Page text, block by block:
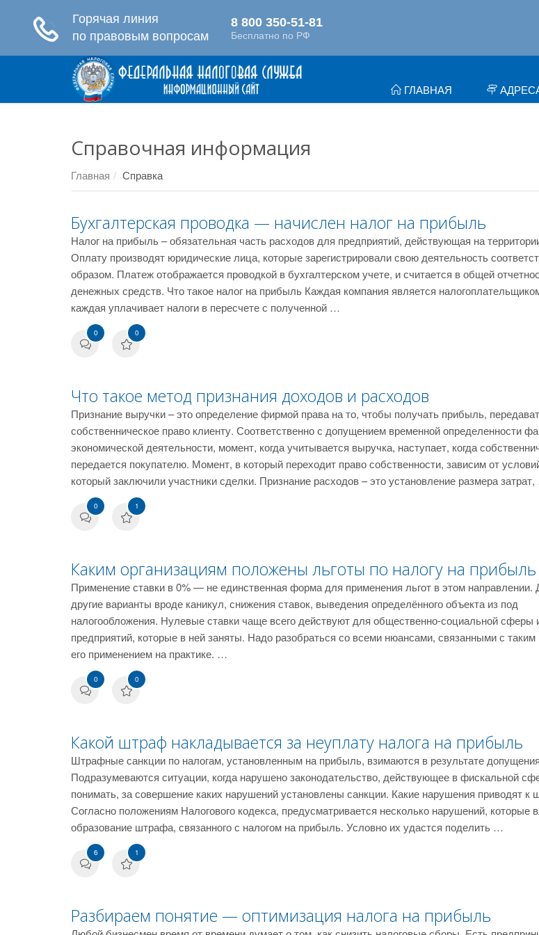
ГЛАВНАЯ
Справочная информация
Главная Справка
Бухгалтерская проводка — начислен налог на прибыль
Налог на прибыль – обязательная часть расходов для предприятий, действующая на
Оплату производят юридические лица, которые зарегистрировали свою деятельность
образом. Платеж отображается проводкой в бухгалтерском учете, и считается в общей
денежных средств. Что такое налог на прибыль Каждая компания является
каждая уплачивает налоги в пересчете с полученной …
0 0
Что такое метод признания доходов и расходов
Признание выручки – это определение фирмой права на то, чтобы получать прибыль,
собственническое право клиенту. Соответственно с допущением временной определенности
экономической деятельности, момент, когда учитывается выручка, наступает, когда
передается покупателю. Момент, в который переходит право собственности, зависим от
который заключили участники сделки. Признание расходов – это установление размера
0 1
Каким организациям положены льготы по налогу на прибыль
Применение ставки в 0% — не единственная форма для применения льгот в этом направлении.
другие варианты вроде каникул, снижения ставок, выведения определённого объекта из под
налогообложения. Нулевые ставки чаще всего действуют для общественно-социальной сферы
предприятий, которые в ней заняты. Надо разобраться со всеми нюансами, связанными с
его применением на практике. …
0 0
Какой штраф накладывается за неуплату налога на прибыль
Штрафные санкции по налогам, установленным на прибыль, взимаются в результате
Подразумеваются ситуации, когда нарушено законодательство, действующее в фискальной
понимать, за совершение каких нарушений установлены санкции. Какие нарушения приводят к
Согласно положениям Налогового кодекса, предусматривается несколько нарушений, которые
образование штрафа, связанного с налогом на прибыль. Условно их удастся поделить …
6 1
Разбираем понятие — оптимизация налога на прибыль